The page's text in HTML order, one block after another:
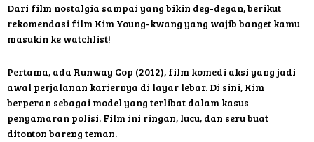
Dari film nostalgia sampai yang bikin deg-degan, berikut
rekomendasi film Kim Young-kwang yang wajib banget kamu
masukin ke watchlist!
Pertama, ada Runway Cop (2012), film komedi aksi yang jadi
awal perjalanan kariernya di layar lebar. Di sini, Kim
berperan sebagai model yang terlibat dalam kasus
penyamaran polisi. Film ini ringan, lucu, dan seru buat
ditonton bareng teman.